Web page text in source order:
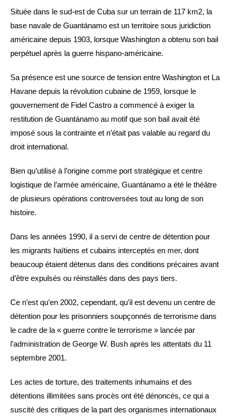
Située dans le sud-est de Cuba sur un terrain de 117 km2, la
base navale de Guantánamo est un territoire sous juridiction
américaine depuis 1903, lorsque Washington a obtenu son bail
perpétuel après la guerre hispano-américaine.
Sa présence est une source de tension entre Washington et La
Havane depuis la révolution cubaine de 1959, lorsque le
gouvernement de Fidel Castro a commencé à exiger la
restitution de Guantánamo au motif que son bail avait été
imposé sous la contrainte et n’était pas valable au regard du
droit international.
Bien qu’utilisé à l’origine comme port stratégique et centre
logistique de l’armée américaine, Guantánamo a été le théâtre
de plusieurs opérations controversées tout au long de son
histoire.
Dans les années 1990, il a servi de centre de détention pour
les migrants haïtiens et cubains interceptés en mer, dont
beaucoup étaient détenus dans des conditions précaires avant
d’être expulsés ou réinstallés dans des pays tiers.
Ce n’est qu’en 2002, cependant, qu’il est devenu un centre de
détention pour les prisonniers soupçonnés de terrorisme dans
le cadre de la « guerre contre le terrorisme » lancée par
l’administration de George W. Bush après les attentats du 11
septembre 2001.
Les actes de torture, des traitements inhumains et des
détentions illimitées sans procès ont été dénoncés, ce qui a
suscité des critiques de la part des organismes internationaux